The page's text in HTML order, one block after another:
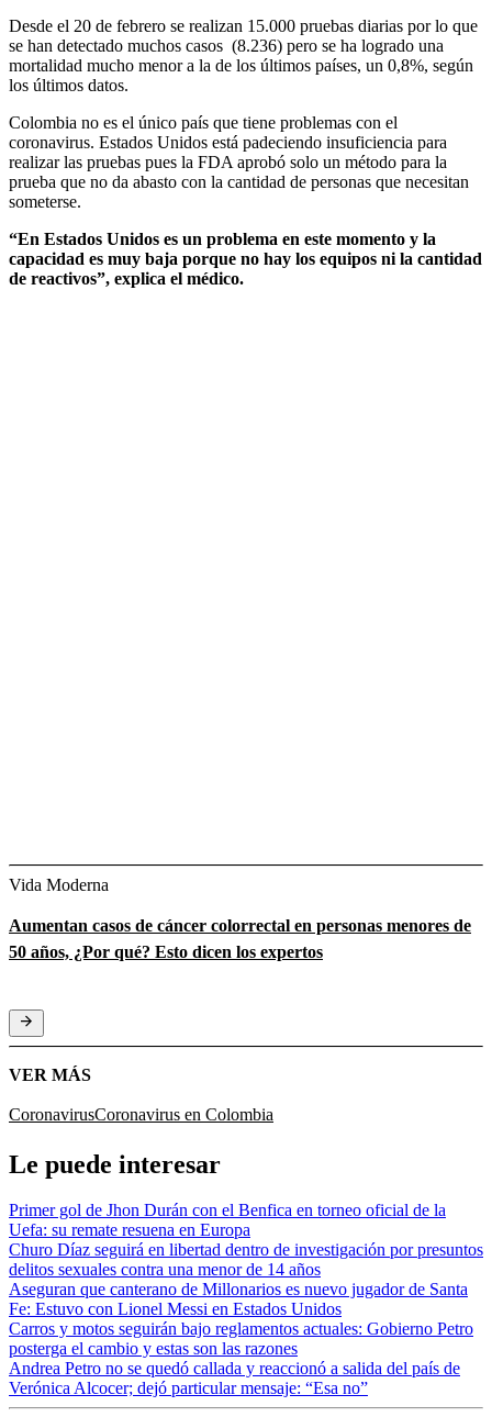
Desde el 20 de febrero se realizan 15.000 pruebas diarias por lo que
se han detectado muchos casos (8.236) pero se ha logrado una
mortalidad mucho menor a la de los últimos países, un 0,8%, según
los últimos datos.
Colombia no es el único país que tiene problemas con el
coronavirus. Estados Unidos está padeciendo insuficiencia para
realizar las pruebas pues la FDA aprobó solo un método para la
prueba que no da abasto con la cantidad de personas que necesitan
someterse.
“En Estados Unidos es un problema en este momento y la
capacidad es muy baja porque no hay los equipos ni la cantidad
de reactivos”, explica el médico.
Vida Moderna
Aumentan casos de cáncer colorrectal en personas menores de
50 años, ¿Por qué? Esto dicen los expertos
VER MÁS
CoronavirusCoronavirus en Colombia
Le puede interesar
Primer gol de Jhon Durán con el Benfica en torneo oficial de la
Uefa: su remate resuena en Europa
Churo Díaz seguirá en libertad dentro de investigación por presuntos
delitos sexuales contra una menor de 14 años
Aseguran que canterano de Millonarios es nuevo jugador de Santa
Fe: Estuvo con Lionel Messi en Estados Unidos
Carros y motos seguirán bajo reglamentos actuales: Gobierno Petro
posterga el cambio y estas son las razones
Andrea Petro no se quedó callada y reaccionó a salida del país de
Verónica Alcocer; dejó particular mensaje: “Esa no”